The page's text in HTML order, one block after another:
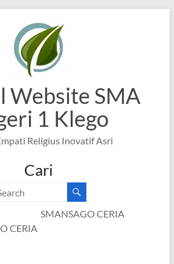
Website SMA
1 Klego
Religius Inovatif Asri
Cari
CERIA
SMANSAGO CERIA